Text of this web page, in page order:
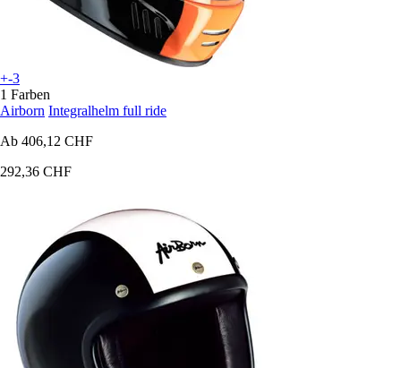
+-3
1 Farben
Airborn Integralhelm full ride
Ab 406,12 CHF
292,36 CHF